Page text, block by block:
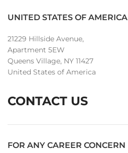
UNITED STATES OF AMERICA
21229 Hillside Avenue,
Apartment 5EW
Queens Village, NY 11427
United States of America
CONTACT US
FOR ANY CAREER CONCERN